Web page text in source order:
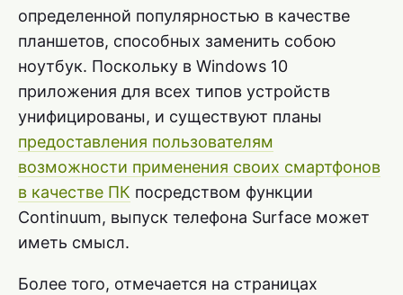
определенной популярностью в качестве
планшетов, способных заменить собою
ноутбук. Поскольку в Windows 10
приложения для всех типов устройств
унифицированы, и существуют планы
предоставления пользователям
возможности применения своих смартфонов
в качестве ПК посредством функции
Continuum, выпуск телефона Surface может
иметь смысл.
Более того, отмечается на страницах